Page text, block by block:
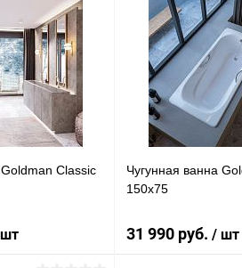
Classic
Чугунная ванна
150x75
31 990 руб. / шт